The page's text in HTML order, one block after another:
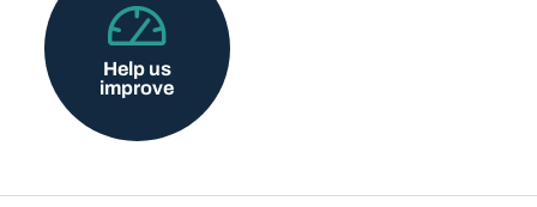
Help us
improve